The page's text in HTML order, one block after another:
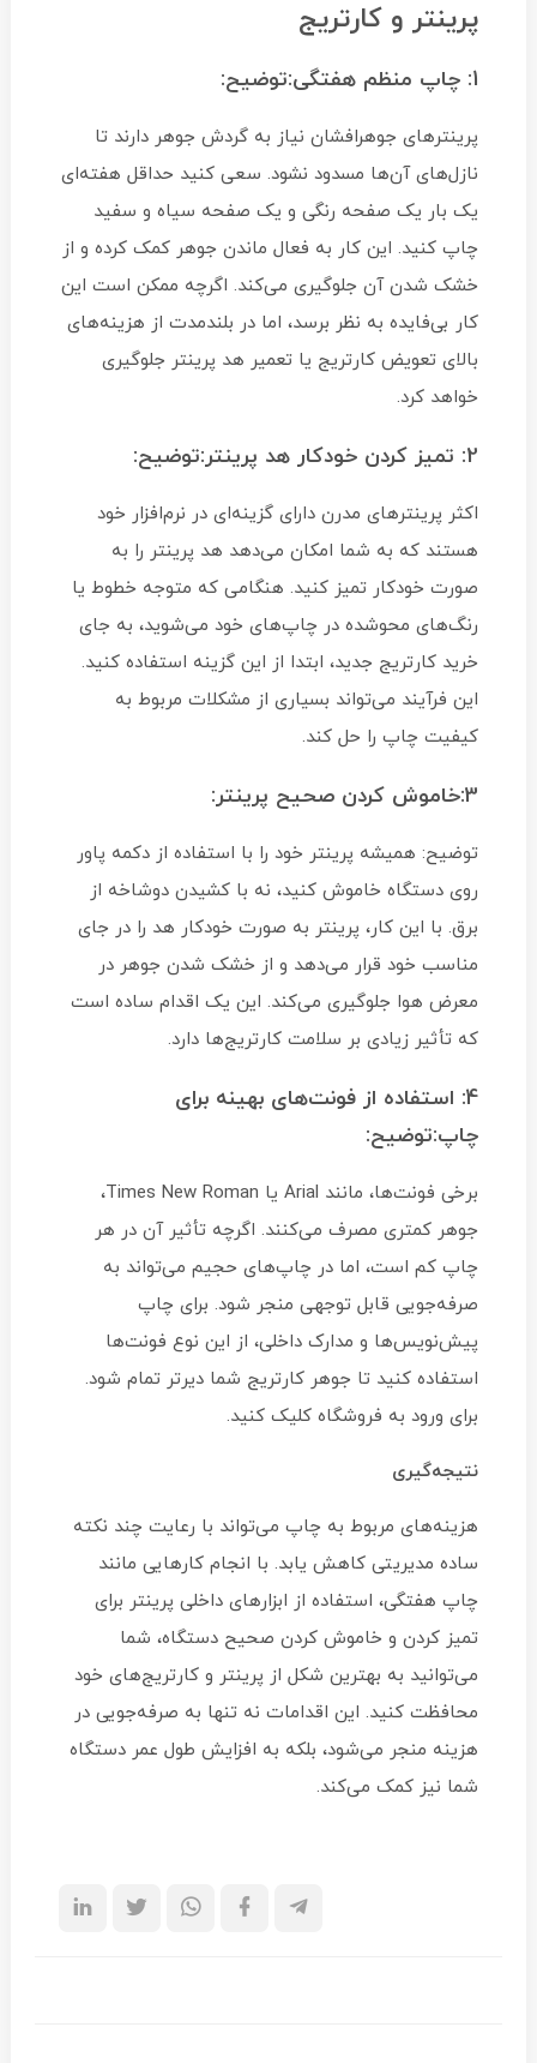
پرینتر و کارتریج
پرینترهای جوهرافشان نیاز به گردش جوهر دارند تا
نازل‌های آن‌ها مسدود نشود. سعی کنید حداقل هفته‌ای
یک بار یک صفحه رنگی و یک صفحه سیاه و سفید
چاپ کنید. این کار به فعال ماندن جوهر کمک کرده و از
خشک شدن آن جلوگیری می‌کند. اگرچه ممکن است این
کار بی‌فایده به نظر برسد، اما در بلندمدت از هزینه‌های
بالای تعویض کارتریج یا تعمیر هد پرینتر جلوگیری
خواهد کرد.
اکثر پرینترهای مدرن دارای گزینه‌ای در نرم‌افزار خود
هستند که به شما امکان می‌دهد هد پرینتر را به
صورت خودکار تمیز کنید. هنگامی که متوجه خطوط یا
رنگ‌های محوشده در چاپ‌های خود می‌شوید، به جای
خرید کارتریج جدید، ابتدا از این گزینه استفاده کنید.
این فرآیند می‌تواند بسیاری از مشکلات مربوط به
کیفیت چاپ را حل کند.
توضیح: همیشه پرینتر خود را با استفاده از دکمه پاور
روی دستگاه خاموش کنید، نه با کشیدن دوشاخه از
برق. با این کار، پرینتر به صورت خودکار هد را در جای
مناسب خود قرار می‌دهد و از خشک شدن جوهر در
معرض هوا جلوگیری می‌کند. این یک اقدام ساده است
که تأثیر زیادی بر سلامت کارتریج‌ها دارد.
4: استفاده از فونت‌های بهینه برای
چاپ:توضیح:
برخی فونت‌ها، مانند Arial یا Times New Roman،
جوهر کمتری مصرف می‌کنند. اگرچه تأثیر آن در هر
چاپ کم است، اما در چاپ‌های حجیم می‌تواند به
صرفه‌جویی قابل توجهی منجر شود. برای چاپ
پیش‌نویس‌ها و مدارک داخلی، از این نوع فونت‌ها
استفاده کنید تا جوهر کارتریج شما دیرتر تمام شود.
برای ورود به فروشگاه کلیک کنید.
نتیجه‌گیری
هزینه‌های مربوط به چاپ می‌تواند با رعایت چند نکته
ساده مدیریتی کاهش یابد. با انجام کارهایی مانند
چاپ هفتگی، استفاده از ابزارهای داخلی پرینتر برای
تمیز کردن و خاموش کردن صحیح دستگاه، شما
می‌توانید به بهترین شکل از پرینتر و کارتریج‌های خود
محافظت کنید. این اقدامات نه تنها به صرفه‌جویی در
هزینه منجر می‌شود، بلکه به افزایش طول عمر دستگاه
شما نیز کمک می‌کند.